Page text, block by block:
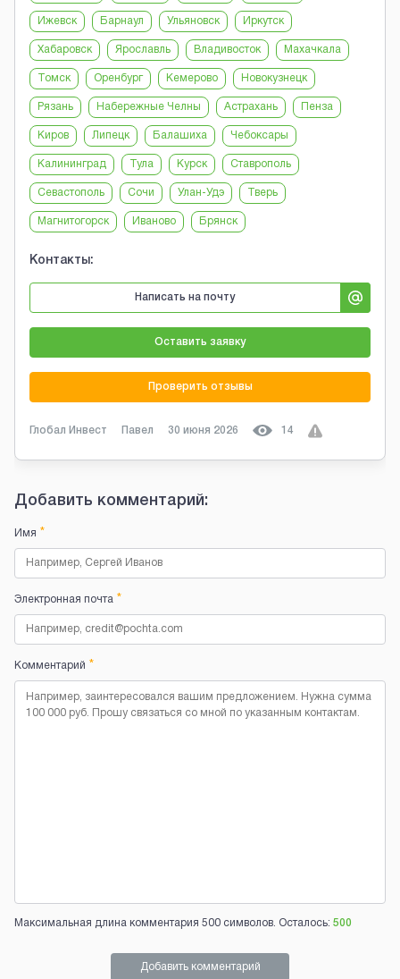
Ижевск Барнаул Ульяновск Иркутск
Хабаровск Ярославль Владивосток Махачкала
Томск Оренбург Кемерово Новокузнецк
Рязань Набережные Челны Астрахань Пенза
Киров Липецк Балашиха Чебоксары
Калининград Тула Курск Ставрополь
Севастополь Сочи Улан-Удэ Тверь
Магнитогорск Иваново Брянск
Контакты:
Написать на почту
Оставить заявку
Проверить отзывы
Глобал Инвест Павел 30 июня 2026 14
Добавить комментарий:
Имя *
Электронная почта *
Комментарий *
Максимальная длина комментария 500 символов. Осталось: 500
Добавить комментарий